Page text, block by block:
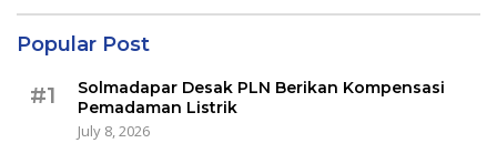
Popular Post
#1
Solmadapar Desak PLN Berikan Kompensasi
Pemadaman Listrik
July 8, 2026